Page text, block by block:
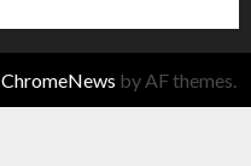
ChromeNews by AF themes.